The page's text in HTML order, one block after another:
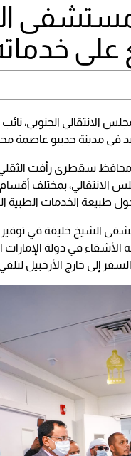
مستشفى
الانتقالي الجنوبي،
في مدينة حديبو
محافظ سقطرى رأفت
الانتقالي، بمختلف
الخدمات الطبية
الشيخ خليفة في توفير
في دولة الإمارات
خارج الأرخبيل لتلقي